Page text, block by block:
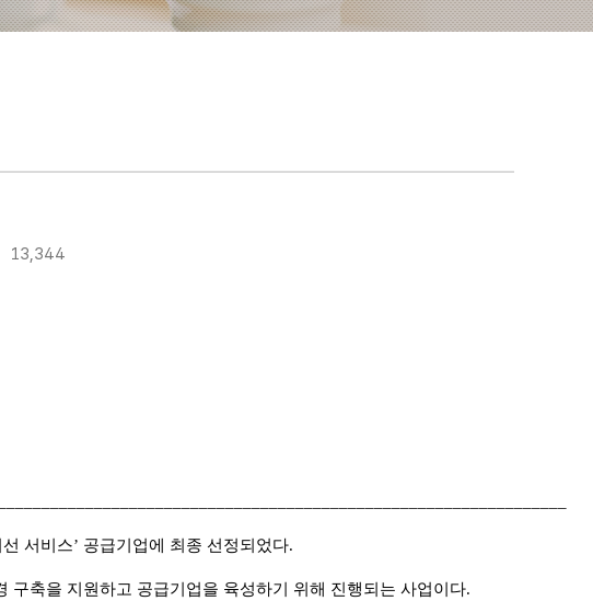
13,344
서비스’ 공급기업에 최종 선정되었다.
구축을 지원하고 공급기업을 육성하기 위해 진행되는 사업이다.